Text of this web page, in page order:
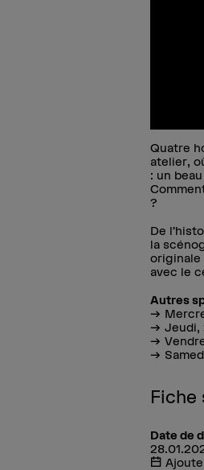
Quatre
atelier,
: un
?
De
la
originale
avec le
Autres
Jeudi,
Fiche
Date de